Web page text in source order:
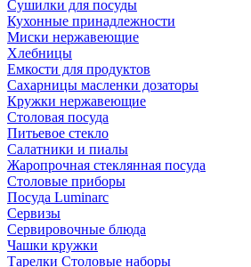
Сушилки для посуды
Кухонные принадлежности
Миски нержавеющие
Хлебницы
Емкости для продуктов
Сахарницы масленки дозаторы
Кружки нержавеющие
Столовая посуда
Питьевое стекло
Салатники и пиалы
Жаропрочная стеклянная посуда
Столовые приборы
Посуда Luminarс
Сервизы
Сервировочные блюда
Чашки кружки
Тарелки Столовые наборы